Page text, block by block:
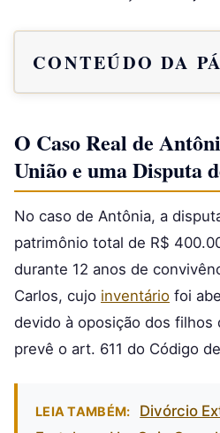
CONTEÚDO DA
O Caso Real de
União e uma Disputa
No caso de Antônia, a
patrimônio total de R$
durante 12 anos de
Carlos, cujo inventário foi
devido à oposição dos filhos
prevê o art. 611 do Código
LEIA TAMBÉM:
Divórcio